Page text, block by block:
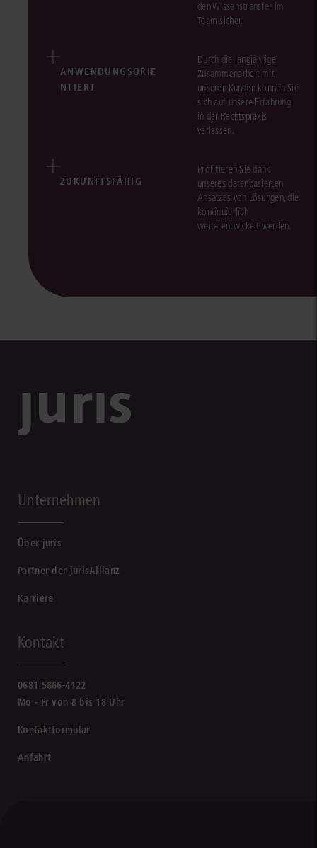
den Wissenstransfer im
Team sicher.
ANWENDUNGSORIE
NTIERT
Durch die langjährige
Zusammenarbeit mit
unseren Kunden können Sie
sich auf unsere Erfahrung
in der Rechtspraxis
verlassen.
ZUKUNFTSFÄHIG
Profitieren Sie dank
unseres datenbasierten
Ansatzes von Lösungen, die
kontinuierlich
weiterentwickelt werden.
Unternehmen
Über juris
Partner der jurisAllianz
Karriere
Kontakt
0681 5866-4422
Mo - Fr von 8 bis 18 Uhr
Kontaktformular
Anfahrt